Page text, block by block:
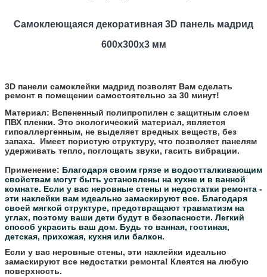
Самоклеющаяся декоративная 3D панель мадрид
600x300x3 мм
3D панели самоклейки мадрид позволят Вам сделать
ремонт в помещении самостоятельно за 30 минут!
Материал: Вспененный полипропилен с защитным слоем
ПВХ пленки. Это экологический материал, является
гипоаллергенным, не выделяет вредных веществ, без
запаха. Имеет пористую структуру, что позволяет панелям
удерживать тепло, поглощать звуки, гасить вибрации.
Применение: Благодаря своим грязе и водоотталкивающим
свойствам могут быть установлены на кухне и в ванной
комнате. Если у вас неровные стены и недостатки ремонта -
эти наклейки вам идеально замаскируют все. Благодаря
своей мягкой структуре, предотвращают травматизм на
углах, поэтому ваши дети будут в безопасности. Легкий
способ украсить ваш дом. Будь то ванная, гостиная,
детская, прихожая, кухня или балкон.
Если у вас неровные стены, эти наклейки идеально
замаскируют все недостатки ремонта! Клеятся на любую
поверхность.